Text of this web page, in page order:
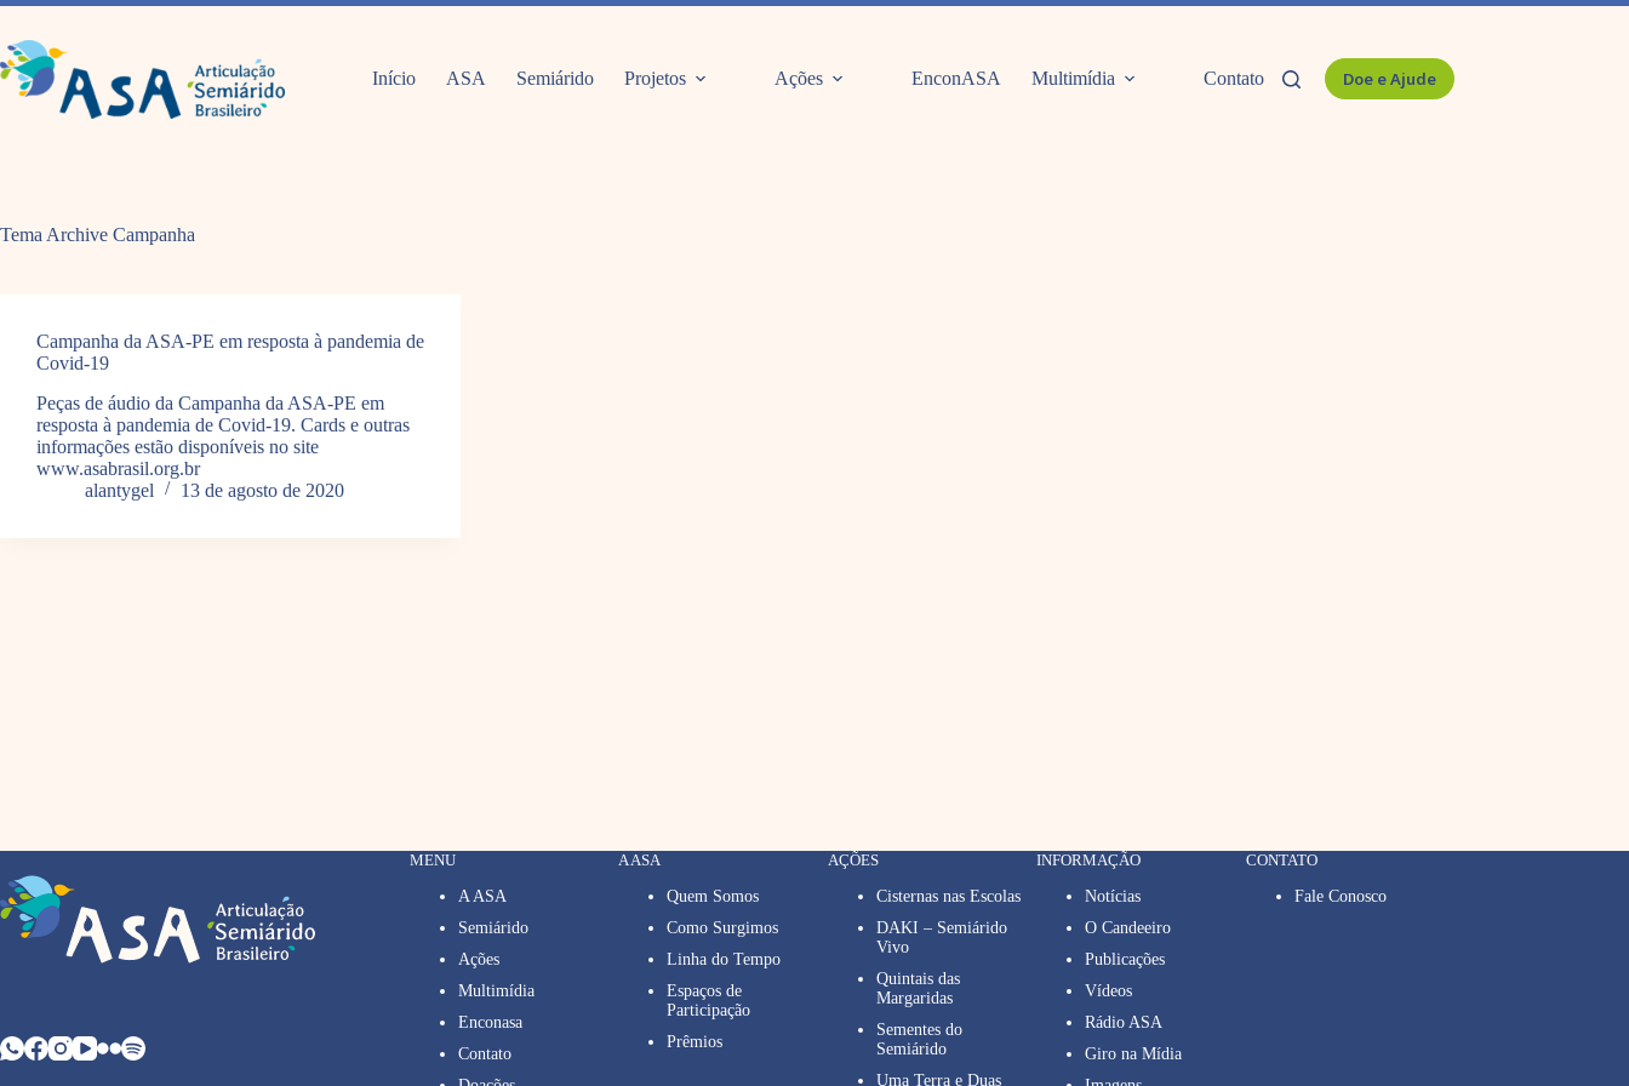
Pular
o
conteúdo
Início ASA Semiárido Projetos Ações EnconASA Multimídia Contato Doe e Ajude
Tema Archive Campanha
Campanha da ASA-PE em resposta à pandemia de
Covid-19
Peças de áudio da Campanha da ASA-PE em
resposta à pandemia de Covid-19. Cards e outras
informações estão disponíveis no site
www.asabrasil.org.br
alantygel
13 de agosto de 2020
MENU
A ASA
Semiárido
Ações
Multimídia
Enconasa
Contato
A ASA
Quem Somos
Como Surgimos
Linha do Tempo
Espaços de
Participação
Prêmios
AÇÕES
Cisternas nas Escolas
DAKI – Semiárido
Vivo
Quintais das
Margaridas
Sementes do
Semiárido
Uma Terra e Duas
INFORMAÇÃO
Notícias
O Candeeiro
Publicações
Vídeos
Rádio ASA
Giro na Mídia
CONTATO
Fale Conosco